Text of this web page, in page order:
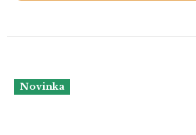
Novinka